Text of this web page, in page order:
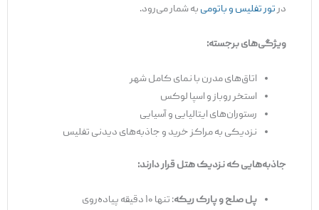
درتور تفلیس و باتومیبه شمار می‌رود.
ویژگی‌های برجسته:
اتاق‌های مدرن با نمای کامل شهر
استخر روباز و اسپا لوکس
رستوران‌های ایتالیایی و آسیایی
نزدیکی به مراکز خرید و جاذبه‌های دیدنی تفلیس
جاذبه‌هایی که نزدیک هتل قرار دارند:
پل صلح و پارک ریکه: تنها ۱۰ دقیقه پیاده‌روی